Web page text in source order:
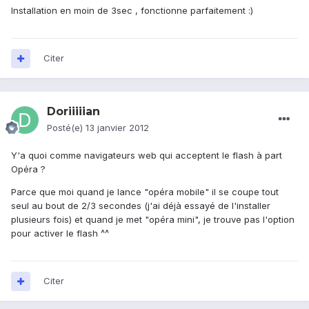
Installation en moin de 3sec , fonctionne parfaitement :)
Citer
Doriiiiian
Posté(e) 13 janvier 2012
Y'a quoi comme navigateurs web qui acceptent le flash à part
Opéra ?
Parce que moi quand je lance "opéra mobile" il se coupe tout
seul au bout de 2/3 secondes (j'ai déjà essayé de l'installer
plusieurs fois) et quand je met "opéra mini", je trouve pas l'option
pour activer le flash ^^
Citer